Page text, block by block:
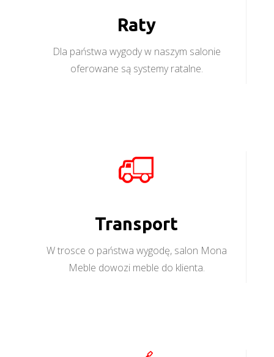
Raty
Dla państwa wygody w naszym salonie
oferowane są systemy ratalne.
Transport
W trosce o państwa wygodę, salon Mona
Meble dowozi meble do klienta.